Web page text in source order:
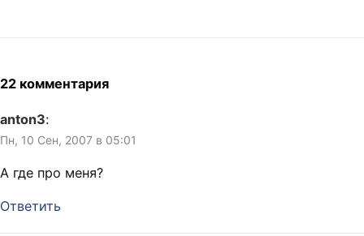
22 комментария
anton3:
Пн, 10 Сен, 2007 в 05:01
А где про меня?
Ответить